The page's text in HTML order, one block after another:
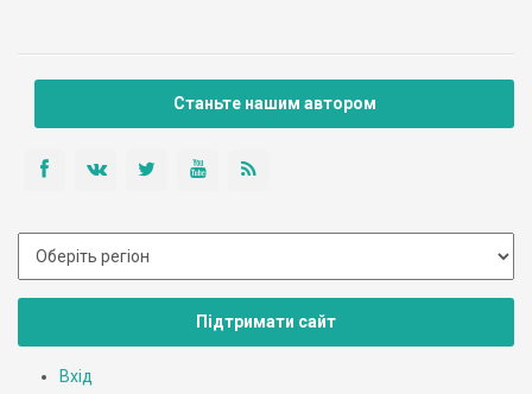
Станьте нашим автором
Підтримати сайт
Вхід